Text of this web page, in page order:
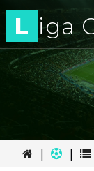
L iga
| |